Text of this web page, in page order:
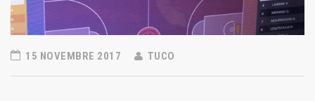
15 NOVEMBRE 2017 TUCO